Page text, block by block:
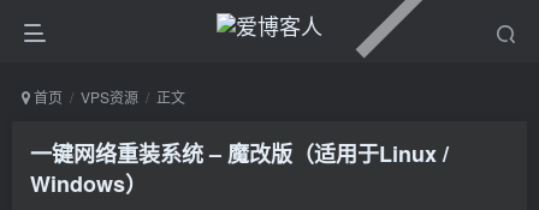
首页 VPS资源 正文
一键网络重装系统 – 魔改版（适用于Linux /
Windows）